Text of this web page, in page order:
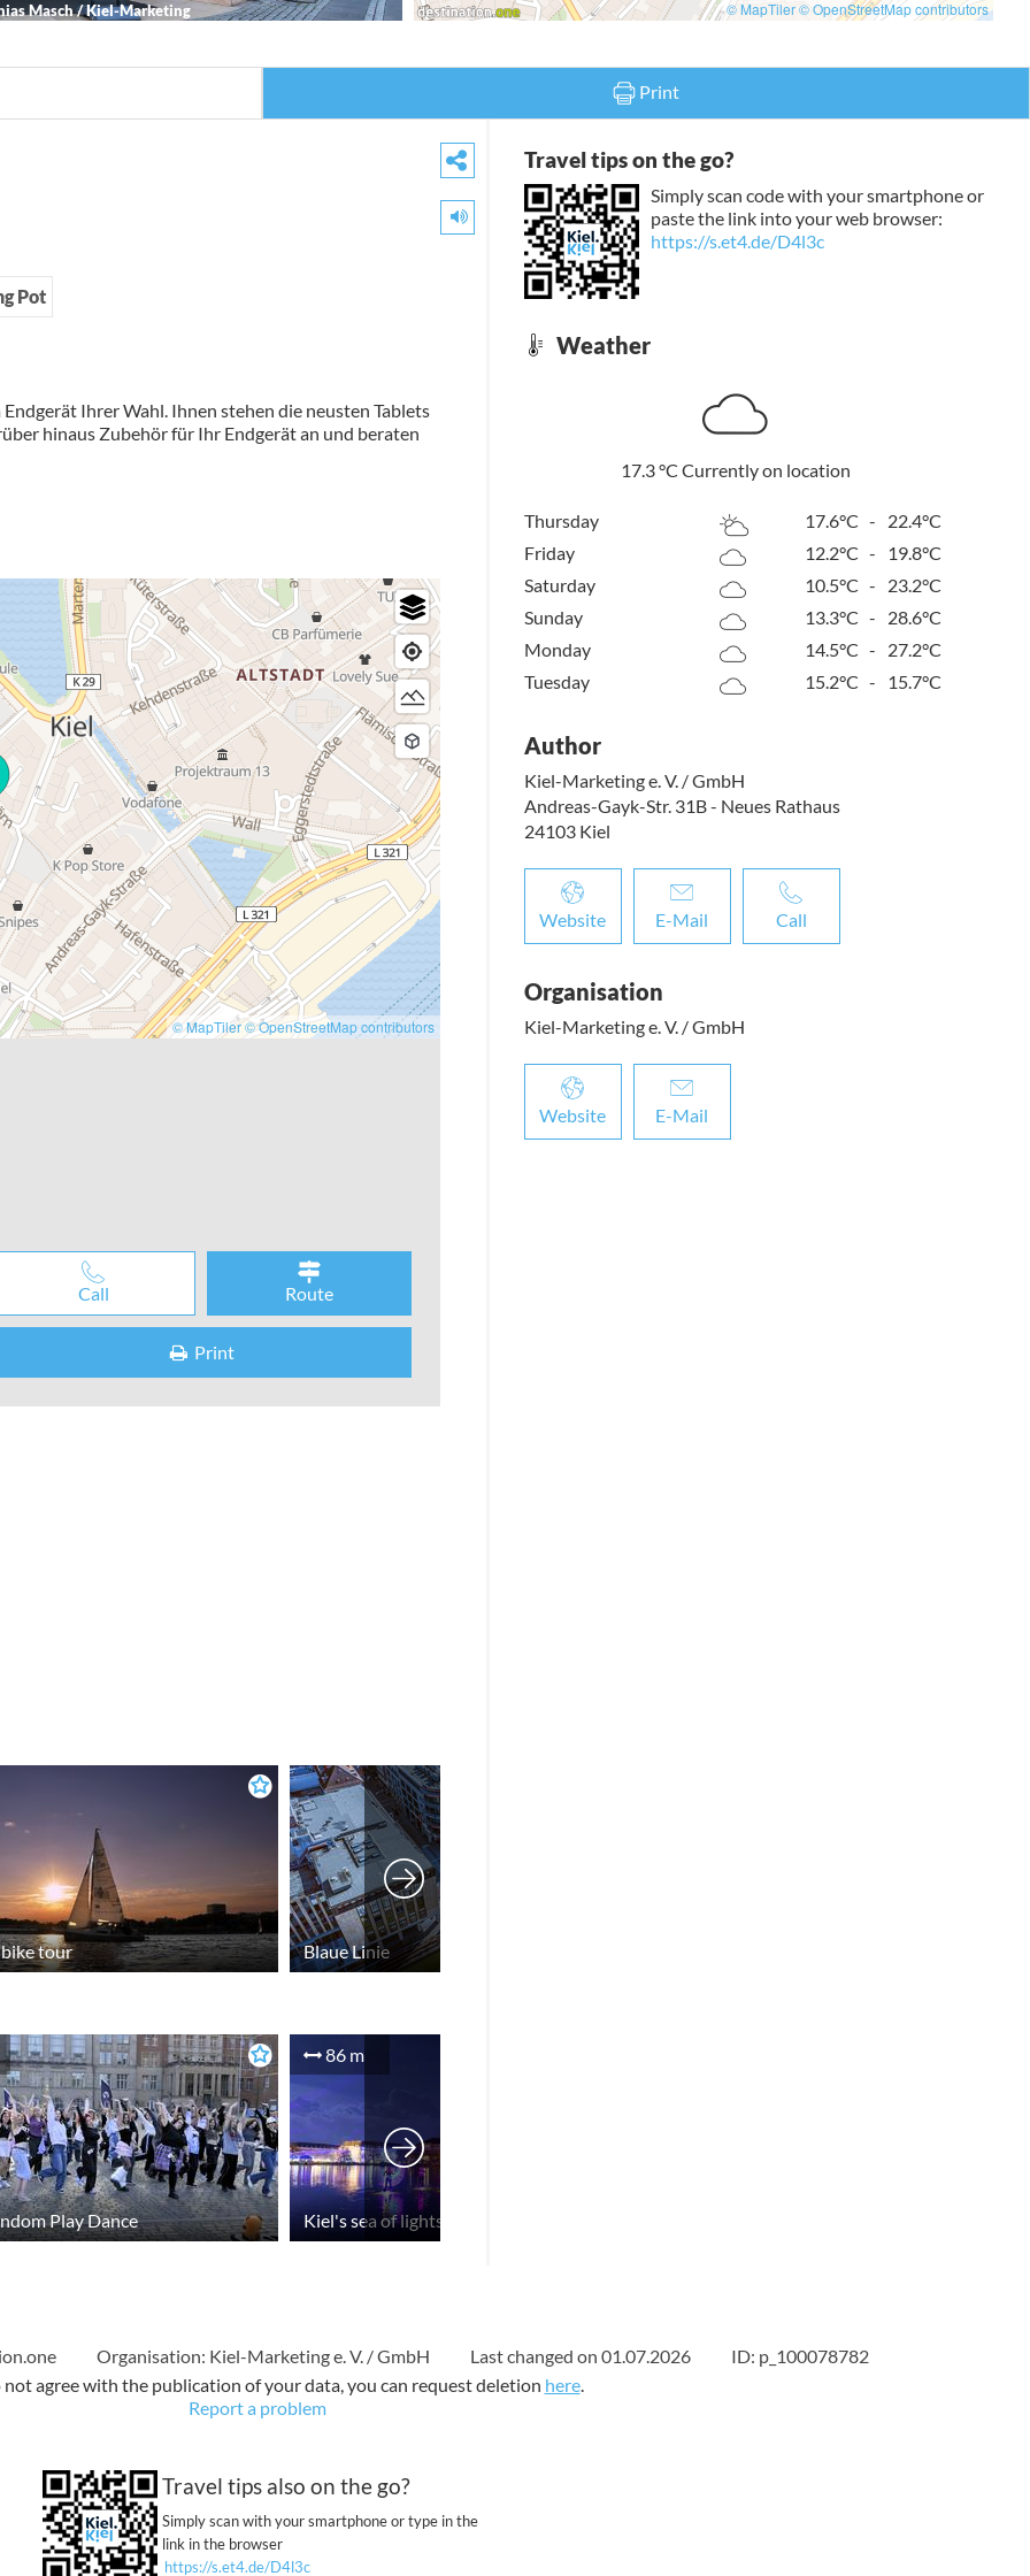
Masch / Kiel-Marketing © MapTiler© OpenStreetMap contributors
Print
Pot
Ihrer Wahl. Ihnen stehen die neusten Tablets
hinaus Zubehör für Ihr Endgerät an und beraten
© MapTiler © OpenStreetMap contributors
Call Route
Print
Travel tips on the go?
Simply scan code with your smartphone or
paste the link into your web browser:
https://s.et4.de/D4l3c
Weather
17.3°C Currently on location
Thursday 17.6°C -
22.4°C
Friday
12.2°C -
19.8°C
Saturday
10.5°C -
23.2°C
Sunday
13.3°C -
28.6°C
Monday
14.5°C -
27.2°C
Tuesday
15.2°C - 15.7°C
Author
Kiel-Marketing e. V. / GmbH
Andreas-Gayk-Str. 31B - Neues Rathaus
24103 Kiel
Website E-Mail Call
Organisation
Kiel-Marketing e. V. / GmbH
Website E-Mail
tour Blaue Linie
Play Dance
86 m
Kiel's sea of lights with Sunday shopping
Organisation: Kiel-Marketing e. V. / GmbH Last changed on 01.07.2026
ID: p_100078782
agree with the publication of your data, you can request deletion here.
Report a problem
https://s.et4.de/D4l3c
Travel tips also on the go?
Simply scan with your smartphone or type in the
link in the browser